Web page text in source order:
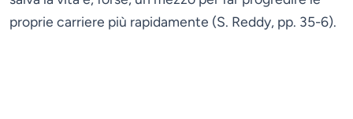
proprie carriere più rapidamente (S. Reddy, pp. 35-6).